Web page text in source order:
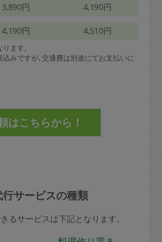
3,890円 4,190円
4,190円 4,510円
ます。
みですが､交通費は別途にてお支払いに
サービスの種類
るサービスは下記となります。